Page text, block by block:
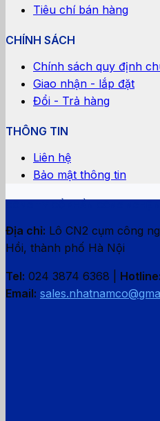
Tiêu chí bán hàng
CHÍNH SÁCH
Chính sách quy định
Giao nhận - lắp đặt
Đổi - Trả hàng
THÔNG TIN
Liên hệ
Bảo mật thông tin
Địa chỉ: Lô CN2 cụm công
Hồi, thành phố Hà Nội
Tel: 024 3874 6368 | Hotline:
Email: